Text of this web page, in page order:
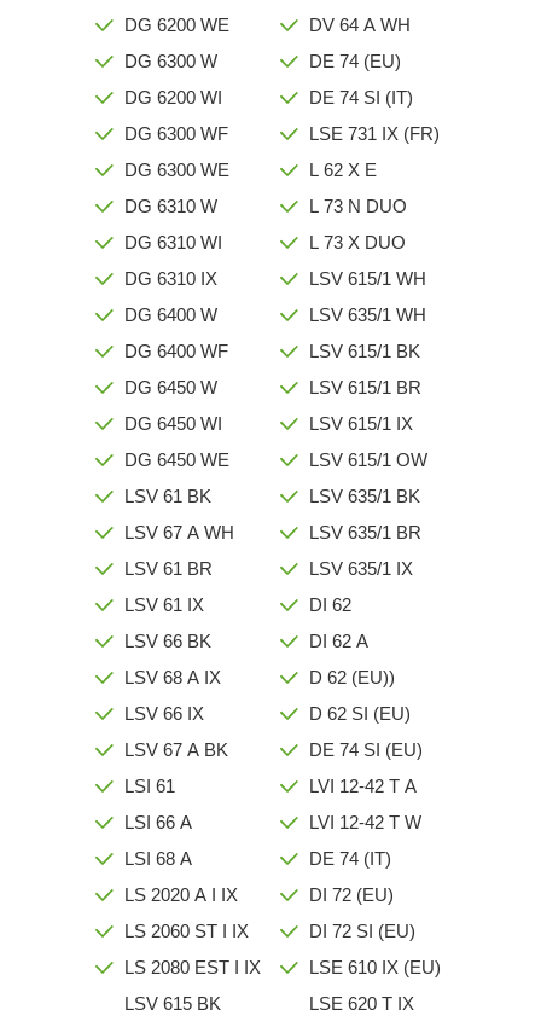
DG 6200 WE
DG 6300 W
DG 6200 WI
DG 6300 WF
DG 6300 WE
DG 6310 W
DG 6310 WI
DG 6310 IX
DG 6400 W
DG 6400 WF
DG 6450 W
DG 6450 WI
DG 6450 WE
LSV 61 BK
LSV 67 A WH
LSV 61 BR
LSV 61 IX
LSV 66 BK
LSV 68 A IX
LSV 66 IX
LSV 67 A BK
LSI 61
LSI 66 A
LSI 68 A
LS 2020 A I IX
LS 2060 ST I IX
LS 2080 EST I IX
LSV 615 BK
DV 64 A WH
DE 74 (EU)
DE 74 SI (IT)
LSE 731 IX (FR)
L 62 X E
L 73 N DUO
L 73 X DUO
LSV 615/1 WH
LSV 635/1 WH
LSV 615/1 BK
LSV 615/1 BR
LSV 615/1 IX
LSV 615/1 OW
LSV 635/1 BK
LSV 635/1 BR
LSV 635/1 IX
DI 62
DI 62 A
D 62 (EU))
D 62 SI (EU)
DE 74 SI (EU)
LVI 12-42 T A
LVI 12-42 T W
DE 74 (IT)
DI 72 (EU)
DI 72 SI (EU)
LSE 610 IX (EU)
LSE 620 T IX